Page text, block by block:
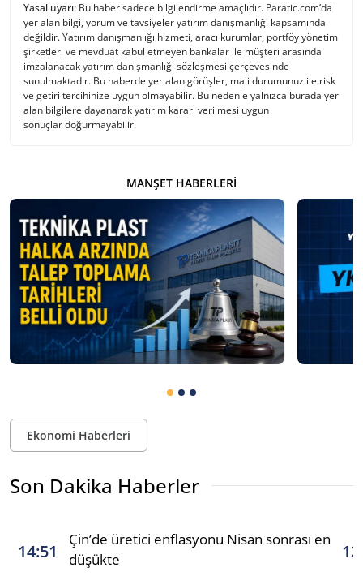
Yasal uyarı: Bu haber sadece bilgilendirme amaçlıdır. Paratic.com’da
yer alan bilgi, yorum ve tavsiyeler yatırım danışmanlığı kapsamında
değildir. Yatırım danışmanlığı hizmeti, aracı kurumlar, portföy yönetim
şirketleri ve mevduat kabul etmeyen bankalar ile müşteri arasında
imzalanacak yatırım danışmanlığı sözleşmesi çerçevesinde
sunulmaktadır. Bu haberde yer alan görüşler, mali durumunuz ile risk
ve getiri tercihinize uygun olmayabilir. Bu nedenle yalnızca burada yer
alan bilgilere dayanarak yatırım kararı verilmesi uygun
sonuçlar doğurmayabilir.
MANŞET HABERLERI
Ekonomi Haberleri
Son Dakika Haberler
14:51
Çin’de üretici enflasyonu Nisan sonrası en
düşükte